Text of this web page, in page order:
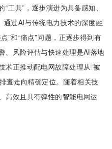
工具”，逐步演进为具备感知、
通过AI与传统电力技术的深度融
”和“痛点”问题，正逐步得到有
、风险评估与快速处理是AI落地
术正推动配电网故障处理从“被
查走向精确定位。随着相关技
高效且具有弹性的智能电网运